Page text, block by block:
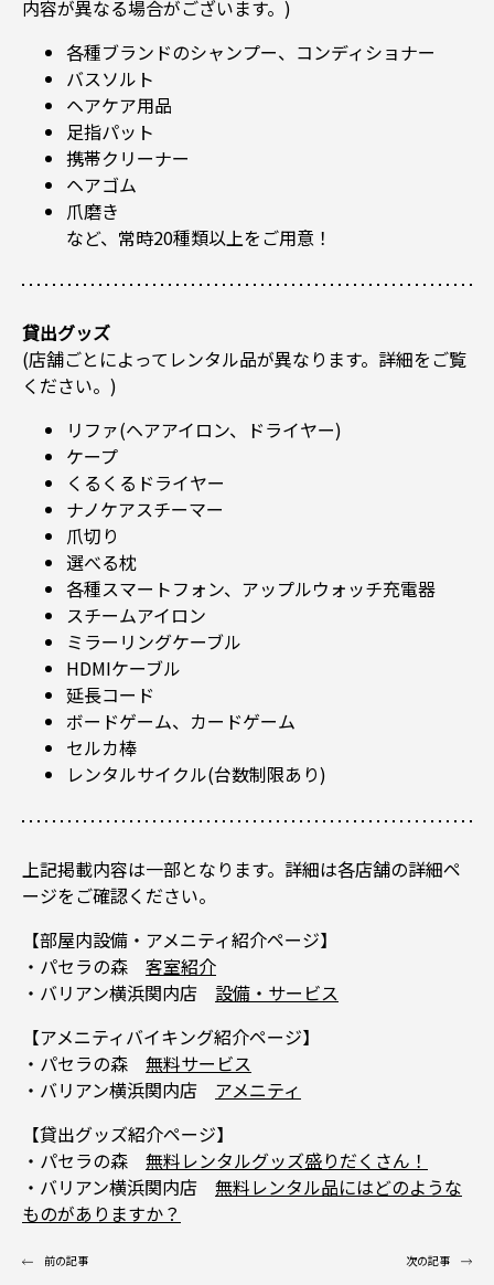
内容が異なる場合がございます。)
各種ブランドのシャンプー、コンディショナー
バスソルト
ヘアケア用品
足指パット
携帯クリーナー
ヘアゴム
爪磨き
など、常時20種類以上をご用意！
貸出グッズ
(店舗ごとによってレンタル品が異なります。詳細をご覧
ください。)
リファ(ヘアアイロン、ドライヤー)
ケープ
くるくるドライヤー
ナノケアスチーマー
爪切り
選べる枕
各種スマートフォン、アップルウォッチ充電器
スチームアイロン
ミラーリングケーブル
HDMIケーブル
延長コード
ボードゲーム、カードゲーム
セルカ棒
レンタルサイクル(台数制限あり)
上記掲載内容は一部となります。詳細は各店舗の詳細ペ
ージをご確認ください。
【部屋内設備・アメニティ紹介ページ】
・パセラの森 客室紹介
・バリアン横浜関内店 設備・サービス
【アメニティバイキング紹介ページ】
・パセラの森 無料サービス
・バリアン横浜関内店 アメニティ
【貸出グッズ紹介ページ】
・パセラの森 無料レンタルグッズ盛りだくさん！
・バリアン横浜関内店 無料レンタル品にはどのような
ものがありますか？
前の記事 次の記事